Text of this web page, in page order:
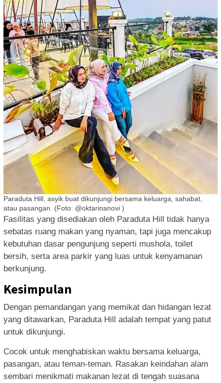
Paraduta Hill, asyik buat dikunjungi bersama keluarga, sahabat,
atau pasangan. (Foto: @oktarinanovi )
Fasilitas yang disediakan oleh Paraduta Hill tidak hanya
sebatas ruang makan yang nyaman, tapi juga mencakup
kebutuhan dasar pengunjung seperti mushola, toilet
bersih, serta area parkir yang luas untuk kenyamanan
berkunjung.
Kesimpulan
Dengan pemandangan yang memikat dan hidangan lezat
yang ditawarkan, Paraduta Hill adalah tempat yang patut
untuk dikunjungi.
Cocok untuk menghabiskan waktu bersama keluarga,
pasangan, atau teman-teman. Rasakan keindahan alam
sembari menikmati makanan lezat di tengah suasana